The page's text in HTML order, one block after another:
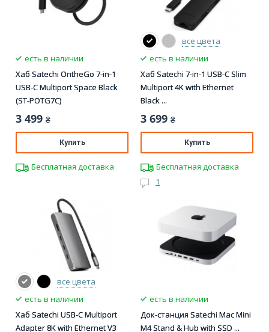
есть в наличии
Хаб Satechi OntheGo 7-in-1
USB-C Multiport Space Black
(ST-POTG7C)
3 499 ₴
Купить
Бесплатная доставка
все цвета
есть в наличии
Хаб Satechi 7-in-1 USB-C Slim
Multiport 4K with Ethernet
Black ...
3 699 ₴
Купить
Бесплатная доставка
1
все цвета
есть в наличии
Хаб Satechi USB-C Multiport
Adapter 8K with Ethernet V3
есть в наличии
Док-станция Satechi Mac Mini
M4 Stand & Hub with SSD ...